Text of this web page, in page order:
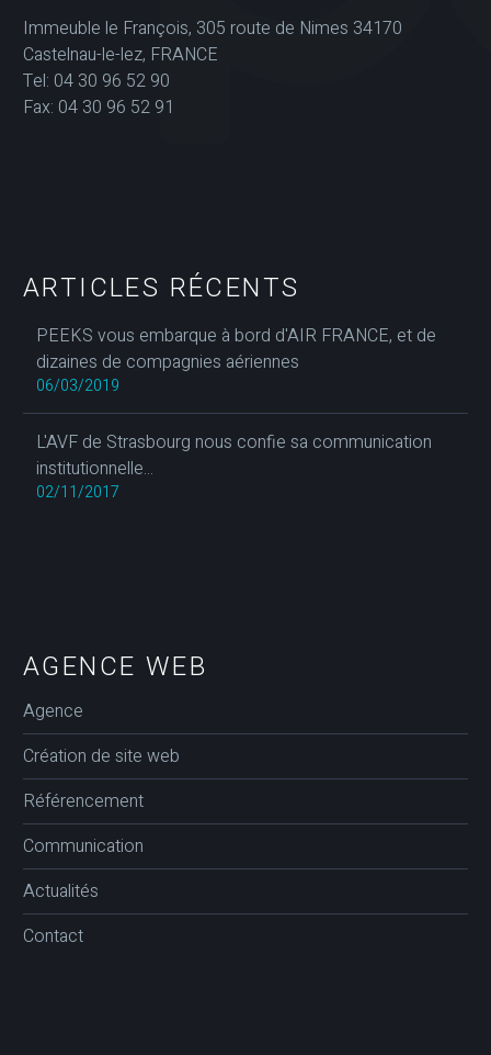
Immeuble le François, 305 route de Nimes 34170
Castelnau-le-lez, FRANCE
Tel: 04 30 96 52 90
Fax: 04 30 96 52 91
ARTICLES RÉCENTS
PEEKS vous embarque à bord d'AIR FRANCE, et de
dizaines de compagnies aériennes
06/03/2019
L'AVF de Strasbourg nous confie sa communication
institutionnelle...
02/11/2017
AGENCE WEB
Agence
Création de site web
Référencement
Communication
Actualités
Contact